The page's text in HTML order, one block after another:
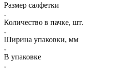
Размер салфетки
Количество в пачке, шт.
Ширина упаковки, мм
В упаковке